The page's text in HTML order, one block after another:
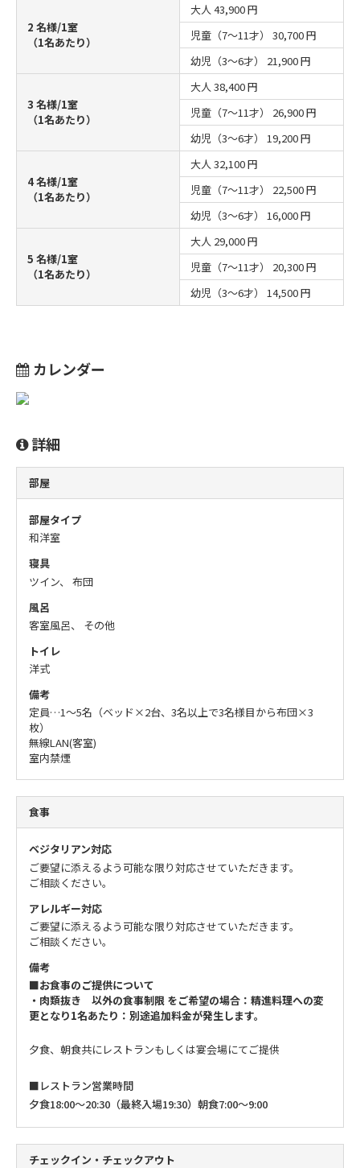
2 名様/1室
（1名あたり）
大人 43,900 円
児童（7～11才） 30,700 円
幼児（3～6才） 21,900 円
3 名様/1室
（1名あたり）
大人 38,400 円
児童（7～11才） 26,900 円
幼児（3～6才） 19,200 円
4 名様/1室
（1名あたり）
大人 32,100 円
児童（7～11才） 22,500 円
幼児（3～6才） 16,000 円
5 名様/1室
（1名あたり）
大人 29,000 円
児童（7～11才） 20,300 円
幼児（3～6才） 14,500 円
カレンダー
詳細
部屋
部屋タイプ
和洋室
寝具
ツイン、 布団
風呂
客室風呂、 その他
トイレ
洋式
備考
定員…1～5名（ベッド×2台、3名以上で3名様目から布団×3
枚）
無線LAN(客室)
室内禁煙
食事
ベジタリアン対応
ご要望に添えるよう可能な限り対応させていただきます。
ご相談ください。
アレルギー対応
ご要望に添えるよう可能な限り対応させていただきます。
ご相談ください。
備考
■お食事のご提供について
・肉類抜き 以外の食事制限 をご希望の場合：精進料理への変
更となり1名あたり：別途追加料金が発生します。
夕食、朝食共にレストランもしくは宴会場にてご提供
■レストラン営業時間
夕食18:00～20:30（最終入場19:30） 朝食7:00～9:00
チェックイン・チェックアウト